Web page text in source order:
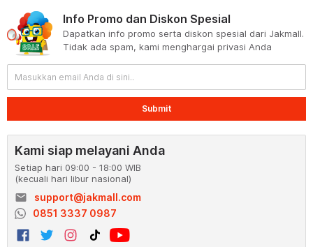
Info Promo dan Diskon Spesial
Dapatkan info promo serta diskon spesial dari Jakmall.
Tidak ada spam, kami menghargai privasi Anda
Submit
Kami siap melayani Anda
Setiap hari 09:00 - 18:00 WIB
(kecuali hari libur nasional)
email
support@jakmall.com
0851 3337 0987